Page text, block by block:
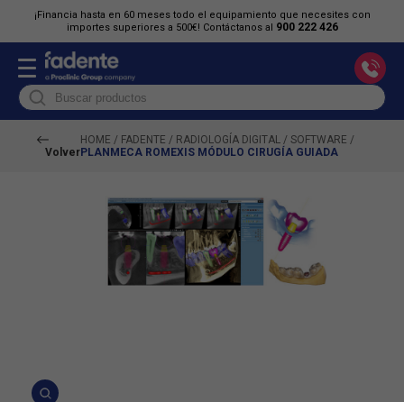
¡Financia hasta en 60 meses todo el equipamiento que necesites con
importes superiores a 500€! Contáctanos al 900 222 426
Volver
HOME / FADENTE / RADIOLOGÍA DIGITAL / SOFTWARE /
PLANMECA ROMEXIS MÓDULO CIRUGÍA GUIADA